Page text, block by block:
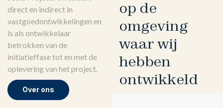
direct en indirect in
vastgoedontwikkelingen en
is als ontwikkelaar
betrokken van de
initiatieffase tot en met de
oplevering van het project.
Over ons
op de
omgeving
waar wij
hebben
ontwikkeld